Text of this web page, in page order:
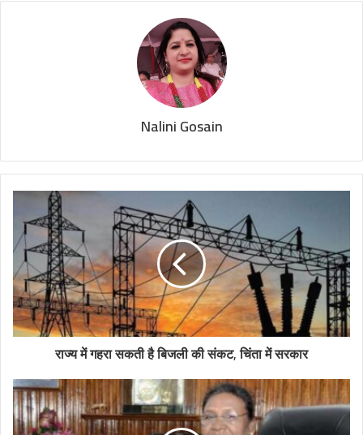
Nalini Gosain
राज्य में गहरा सकती है बिजली की संकट, चिंता में सरकार